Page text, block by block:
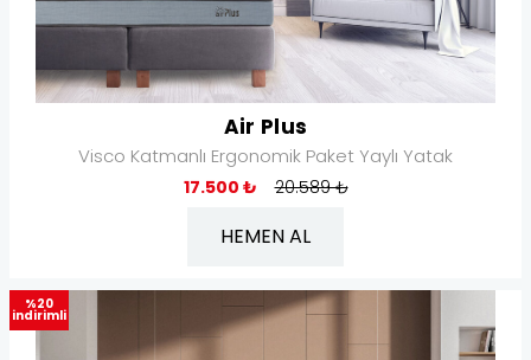
Air Plus
Visco Katmanlı Ergonomik Paket Yaylı Yatak
17.500 ₺ 20.589 ₺
HEMEN AL
%20
indirimli